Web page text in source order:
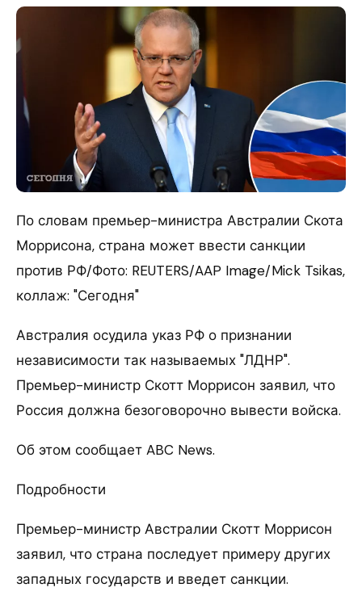
По словам премьер-министра Австралии Скота
Моррисона, страна может ввести санкции
против РФ/Фото: REUTERS/AAP Image/Mick Tsikas,
коллаж: "Сегодня"
Австралия осудила указ РФ о признании
независимости так называемых "ЛДНР".
Премьер-министр Скотт Моррисон заявил, что
Россия должна безоговорочно вывести войска.
Об этом сообщает ABC News.
Подробности
Премьер-министр Австралии Скотт Моррисон
заявил, что страна последует примеру других
западных государств и введет санкции.